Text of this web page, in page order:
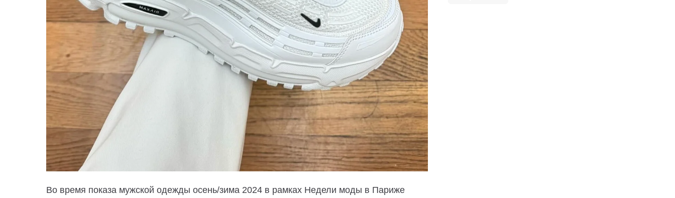
Во время показа мужской одежды осень/зима 2024 в рамках Недели моды в Париже